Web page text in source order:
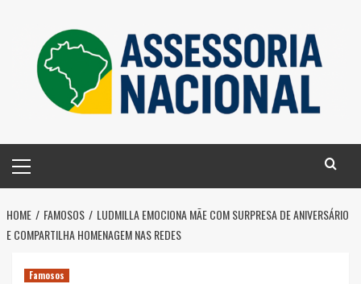
content
Menu
HOME FAMOSOS
LUDMILLA EMOCIONA MÃE COM SURPRESA DE ANIVERSÁRIO
E COMPARTILHA HOMENAGEM NAS REDES
Famosos